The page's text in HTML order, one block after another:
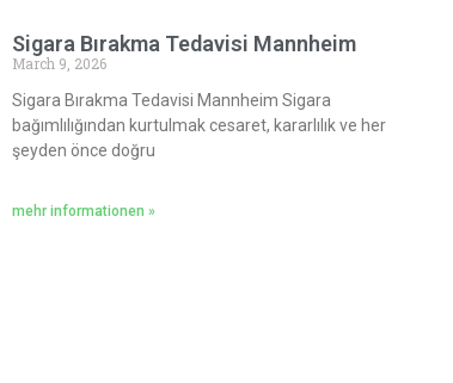
Sigara Bırakma Tedavisi Mannheim
March 9, 2026
Sigara Bırakma Tedavisi Mannheim Sigara
bağımlılığından kurtulmak cesaret, kararlılık ve her
şeyden önce doğru
mehr informationen »